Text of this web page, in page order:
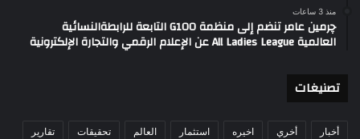
منذ 3 ساعات
چرمين عامر تنضم إلى منظمة G100 التابعة للرابطةالنسائية
العالمية All Ladies League عن الإعلام الرقمي والتجارة الإلكترونية
تصنيغات
أخبار أخري اخيره استثمار العالم تحقيقات تقارير